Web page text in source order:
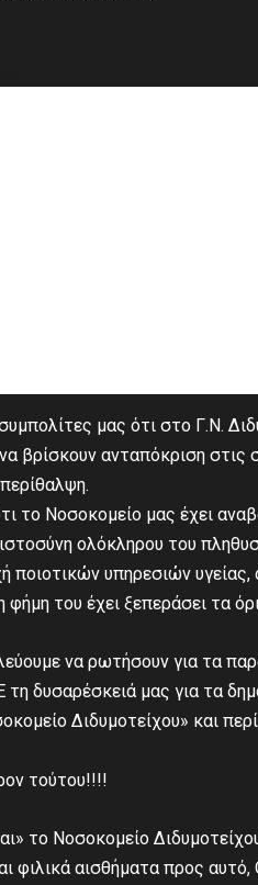
μας ότι στο Γ.Ν.
βρίσκουν ανταπόκριση στις
το Νοσοκομείο μας έχει
ολόκληρου του
ποιοτικών υπηρεσιών
του έχει ξεπεράσει τα
να ρωτήσουν για τα
δυσαρέσκειά μας για τα
Διδυμοτείχου» και
τούτου!!!!
το Νοσοκομείο
φιλικά αισθήματα προς